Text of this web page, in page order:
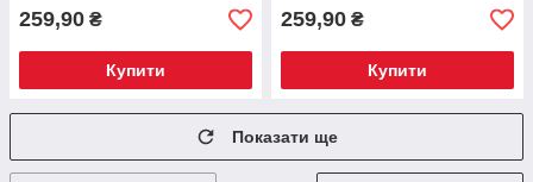
259,90 ₴
Купити
259,90 ₴
Купити
Показати ще